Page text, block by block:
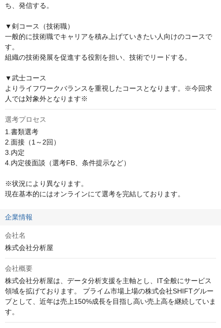
ち、発信する。
▼剣コース（技術職）
一般的に技術職でキャリアを積み上げていきたい人向けのコースで
す。
組織の技術発展を促進する役割を担い、技術でリードする。
▼武士コース
よりライフワークバランスを重視したコースとなります。※今回求
人では対象外となります※
選考プロセス
1.書類選考
2.面接（1～2回）
3.内定
4.内定後面談（選考FB、条件提示など）
※状況により異なります。
現在基本的にはオンラインにて選考を完結しております。
企業情報
会社名
株式会社分析屋
会社概要
株式会社分析屋は、データ分析支援を主軸とし、IT全般にサービス
領域を拡げております。 プライム市場上場の株式会社SHIFTグルー
プとして、近年は売上150%成長を目指し高い売上高を継続していま
す。